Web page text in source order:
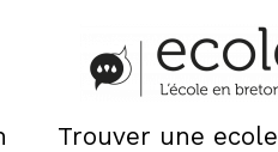
Trouver une ecole